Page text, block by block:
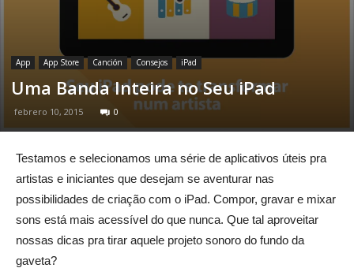
App App Store Canción Consejos iPad
Uma Banda Inteira no Seu iPad
febrero 10, 2015 0
Testamos e selecionamos uma série de aplicativos úteis pra
artistas e iniciantes que desejam se aventurar nas
possibilidades de criação com o iPad. Compor, gravar e mixar
sons está mais acessível do que nunca. Que tal aproveitar
nossas dicas pra tirar aquele projeto sonoro do fundo da
gaveta?